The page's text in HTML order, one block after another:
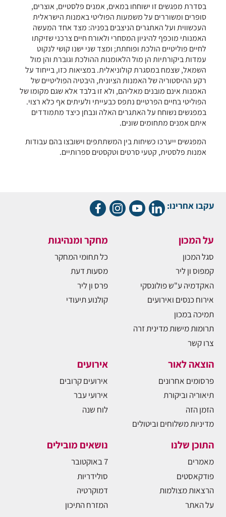
בסדרת מפגשים זו ישוחחו במאים, אמנים פלסטיים, אוצרים,
סופרים ומשוררים על משמעות הפוליטי באמנות הישראלית
העכשווית ועל האתגרים הניצבים בפניה: מצד אחד המעשה
האמנותי מוכפף להיגיון המסחרי ולאורח חיים צרכני שזיקתו
לחיים פוליטיים הולכת ופוחתת; ומצד שני ישנו קושי לנקוט
עמדות ביקורתיות הן מול הלאומנות ההולכת וגוברת והן מול
השמאל, שצמח במסגרת קולוניאלית. במציאות כזו, בייחוד על
רקע ההיסטוריה של האמנות הציונית, היבטיה הפוליטיים של
האמנות אינם מובנים מאליהם, ולא זו בלבד אלא שגם מקומו של
הפוליטי בחיים הפרטיים נתפס כבעייתי ולעיתים אף כלא רצוי.
במפגשים נשוחח על האתגרים האלה ונבחן כיצד מתמודדים
איתם אמנים מתחומים שונים.
המפגשים ייערכו כשיחות בין המשתתפים וישובצו בהם עבודות
אמנות פלסטית, קטעי סרטים וטקסטים ספרותיים.
עקבו אחרינו:
על המכון
סגל המכון
קמפוס ון ליר
האקדמיה ע"ש פולונסקי
אירוח כנסים ואירועים
תמיכה במכון
תרומות מישות מדינית זרה
צרו קשר
מחקר ומנהיגות
כל תחומי המחקר
מסעות דעת
פרס ון ליר
קולנוע תיעודי
הוצאה לאור
פרסומים אחרונים
תיאוריה וביקורת
הזמן הזה
מדיניות משלוחים וביטולים
אירועים
אירועים קרובים
אירועי עבר
לוח שנה
התוכן שלנו
מאמרים
פודקאסטים
הרצאות מצולמות
על האתר
נושאים מובילים
7 באוקטובר
סולידריות
דמוקרטיה
המזרח התיכון